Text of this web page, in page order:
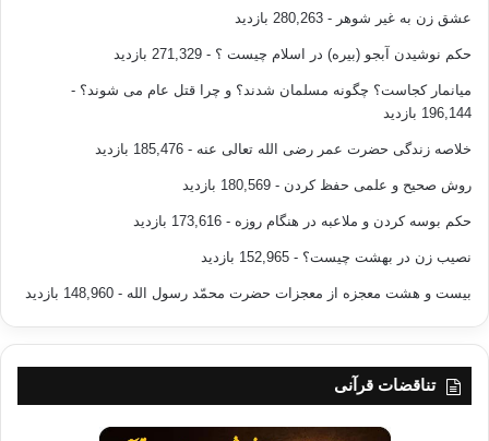
عشق زن به غیر شوهر - 280,263 بازدید
حکم نوشیدن آبجو (بیره) در اسلام چیست ؟ - 271,329 بازدید
میانمار کجاست؟ چگونه مسلمان شدند؟ و چرا قتل عام می شوند؟ -
196,144 بازدید
خلاصه زندگی حضرت عمر رضی الله تعالی عنه - 185,476 بازدید
روش صحیح و علمی حفظ کردن - 180,569 بازدید
حکم بوسه کردن و ملاعبه در هنگام روزه - 173,616 بازدید
نصیب زن در بهشت چیست؟ - 152,965 بازدید
بیست و هشت معجزه از معجزات حضرت محمّد رسول الله - 148,960 بازدید
تناقضات قرآنی